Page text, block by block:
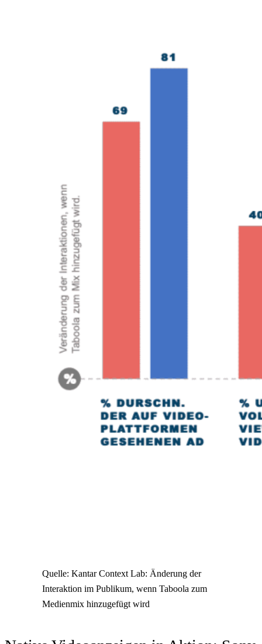
Quelle: Kantar Context Lab: Änderung der
Interaktion im Publikum, wenn Taboola zum
Medienmix hinzugefügt wird